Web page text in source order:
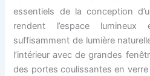
essentiels de la conception
rendent l’espace
suffisamment de lumière
l’intérieur avec de grandes
des portes coulissantes en